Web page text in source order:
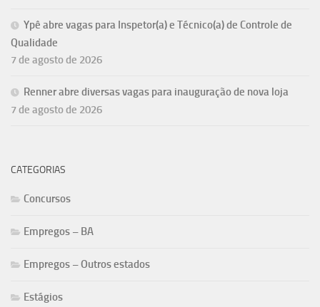
Ypê abre vagas para Inspetor(a) e Técnico(a) de Controle de
Qualidade
7 de agosto de 2026
Renner abre diversas vagas para inauguração de nova loja
7 de agosto de 2026
CATEGORIAS
Concursos
Empregos – BA
Empregos – Outros estados
Estágios